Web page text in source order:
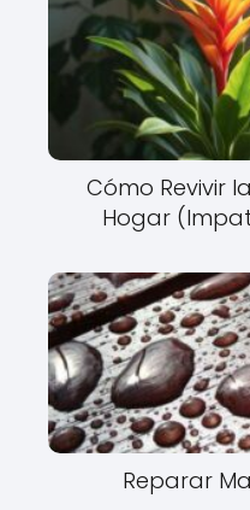
Cómo Revivir
Hogar
Reparar